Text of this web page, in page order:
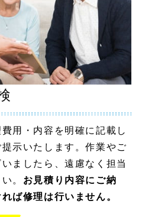
用・内容を明確に記載し
提示いたします。作業やご
ましたら、遠慮なく担当
。 お見積り内容にご納
ば修理は行いません。